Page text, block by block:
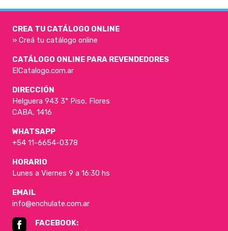
CREA TU CATÁLOGO ONLINE
» Creá tu catálogo online
CATÁLOGO ONLINE PARA REVENDEDORES
ElCatalogo.com.ar
DIRECCIÓN
Helguera 943 3° Piso, Flores
CABA, 1416
WHATSAPP
+54 11-6654-0378
HORARIO
Lunes a Viernes 9 a 16:30 hs
EMAIL
info@enchulate.com.ar
FACEBOOK: